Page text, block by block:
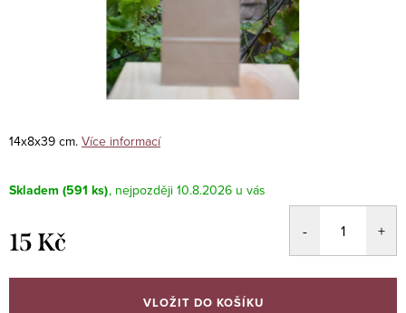
14x8x39 cm. Více informací
Skladem (591 ks) 10.8.2026
15 Kč
cena:
VLOŽIT DO KOŠÍKU